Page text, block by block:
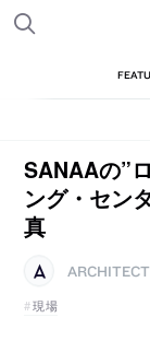
SANAAの”
ング・セン
真
現場